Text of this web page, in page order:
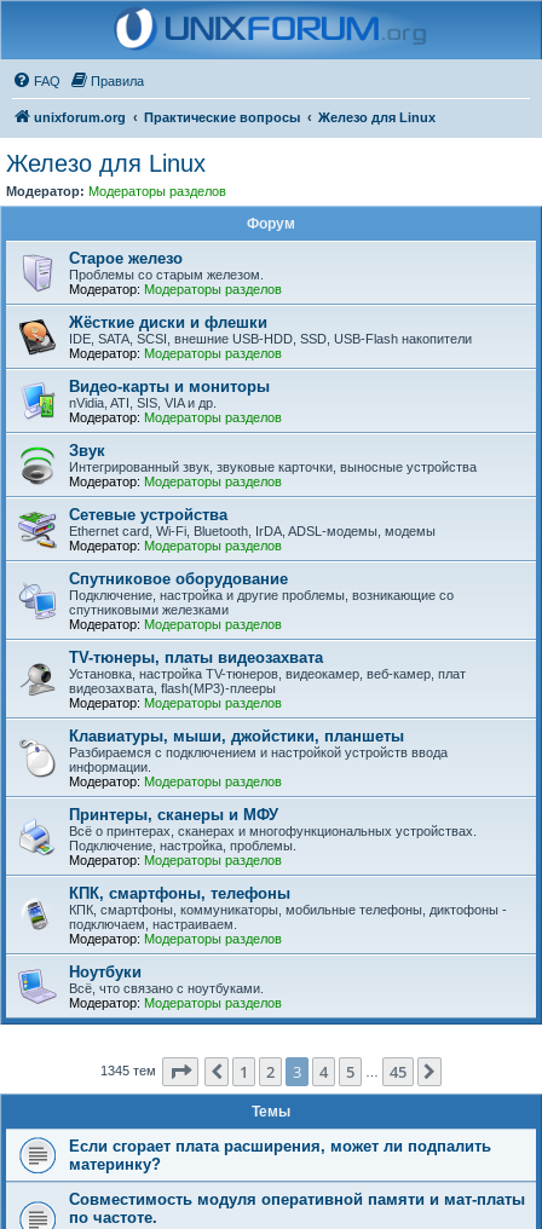
FAQ Правила
unixforum.org Практические вопросы Железо для Linux
Железо для Linux
Модератор: Модераторы разделов
Форум
Старое железо
Проблемы со старым железом.
Модератор: Модераторы разделов
Жёсткие диски и флешки
IDE, SATA, SCSI, внешние USB-HDD, SSD, USB-Flash накопители
Модератор: Модераторы разделов
Видео-карты и мониторы
nVidia, ATI, SIS, VIA и др.
Модератор: Модераторы разделов
Звук
Интегрированный звук, звуковые карточки, выносные устройства
Модератор: Модераторы разделов
Сетевые устройства
Ethernet card, Wi-Fi, Bluetooth, IrDA, ADSL-модемы, модемы
Модератор: Модераторы разделов
Спутниковое оборудование
Подключение, настройка и другие проблемы, возникающие со
спутниковыми железками
Модератор: Модераторы разделов
TV-тюнеры, платы видеозахвата
Установка, настройка TV-тюнеров, видеокамер, веб-камер, плат
видеозахвата, flash(MP3)-плееры
Модератор: Модераторы разделов
Клавиатуры, мыши, джойстики, планшеты
Разбираемся с подключением и настройкой устройств ввода
информации.
Модератор: Модераторы разделов
Принтеры, сканеры и МФУ
Всё о принтерах, сканерах и многофункциональных устройствах.
Подключение, настройка, проблемы.
Модератор: Модераторы разделов
КПК, смартфоны, телефоны
КПК, смартфоны, коммуникаторы, мобильные телефоны, диктофоны -
подключаем, настраиваем.
Модератор: Модераторы разделов
Ноутбуки
Всё, что связано с ноутбуками.
Модератор: Модераторы разделов
1345 тем Страница из 45
Пред.
1 2 3 4 5 45
Темы
Если сгорает плата расширения, может ли подпалить
материнку?
Совместимость модуля оперативной памяти и мат-платы
по частоте.